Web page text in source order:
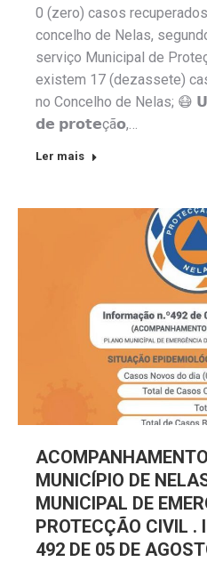
0 (zero) casos
concelho de Nelas,
serviço Municipal de
existem 17 (dezassete)
no Concelho de Nelas;
𝗱𝗲 𝗽𝗿𝗼𝘁𝗲çã𝗼,…
Ler mais
MUNICÍPIO DE
MUNICIPAL DE
PROTECÇÃO CIVIL .
492 DE 05 DE